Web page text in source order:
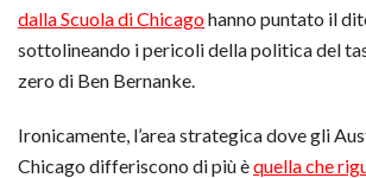
dalla Scuola di Chicagohanno puntato il
sottolineando i pericoli della politica del
zero di Ben Bernanke.
Ironicamente, l’area strategica dove gli
Chicago differiscono di più èquella che